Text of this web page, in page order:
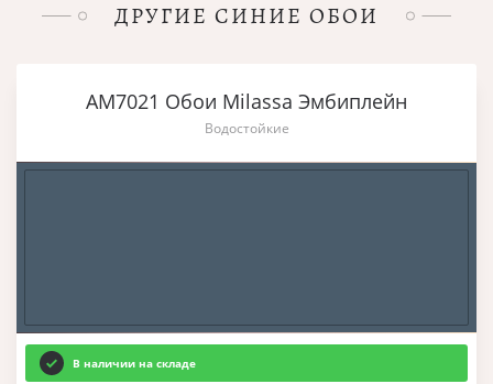
ДРУГИЕ СИНИЕ ОБОИ
AM7021 Обои Milassa Эмбиплейн
Водостойкие
В наличии на складе